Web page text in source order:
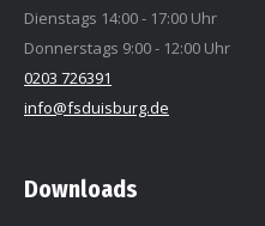
Dienstags 14:00 - 17:00 Uhr
Donnerstags 9:00 - 12:00 Uhr
0203 726391
info@fsduisburg.de
Downloads